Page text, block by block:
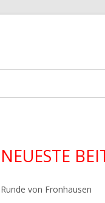
Seitenleiste
NEUESTE
Runde von Fronhausen